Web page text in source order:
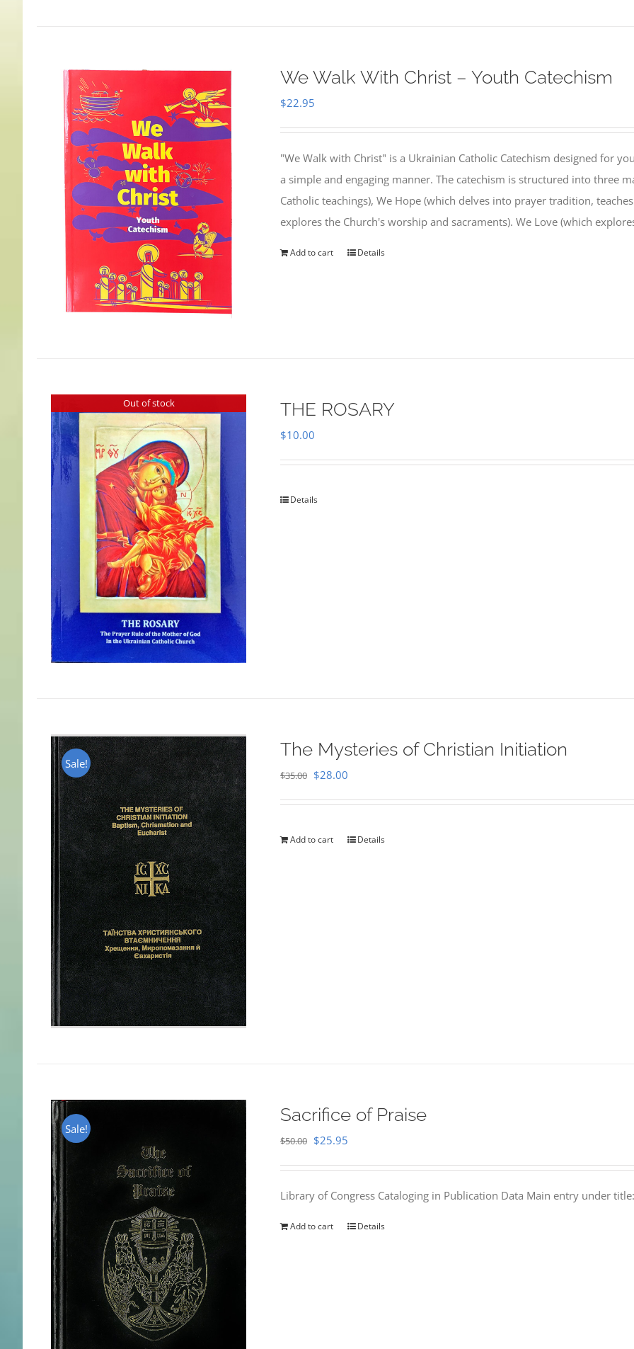
We Walk With Christ – Youth Catechism
$22.95
"We Walk with Christ" is a Ukrainian Catholic Catechism designed for
a simple and engaging manner. The catechism is structured into three
Catholic teachings), We Hope (which delves into prayer tradition,
explores the Church's worship and sacraments). We Love (which
Add to cart Details
Out of stock THE ROSARY
$10.00
Details
Sale!
The Mysteries of Christian Initiation
$35.00 Original
$35.00.
$28.00
$28.00.
Add to cart Details
Sale!
Sacrifice of Praise
$50.00 Original
$50.00.
$25.95
$25.95.
Library of Congress Cataloging in Publication Data Main entry under
Add to cart Details